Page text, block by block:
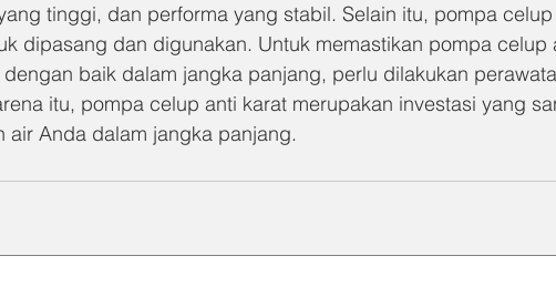
tinggi, dan performa yang stabil. Selain itu, pompa
dipasang dan digunakan. Untuk memastikan pompa celup
baik dalam jangka panjang, perlu dilakukan
itu, pompa celup anti karat merupakan investasi yang
air Anda dalam jangka panjang.